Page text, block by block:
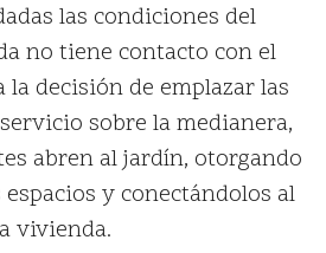
las condiciones del
no tiene contacto con el
la decisión de emplazar las
sobre la medianera,
abren al jardín, otorgando
y conectándolos al
vivienda.